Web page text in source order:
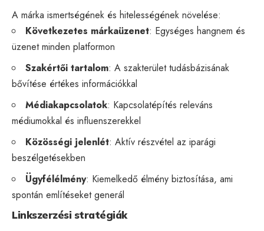
A márka ismertségének és hitelességének növelése:
Következetes márkaüzenet: Egységes hangnem és
üzenet minden platformon
Szakértői tartalom: A szakterület tudásbázisának
bővítése értékes információkkal
Médiakapcsolatok: Kapcsolatépítés releváns
médiumokkal és influenszerekkel
Közösségi jelenlét: Aktív részvétel az iparági
beszélgetésekben
Ügyfélélmény: Kiemelkedő élmény biztosítása, ami
spontán említéseket generál
Linkszerzési stratégiák